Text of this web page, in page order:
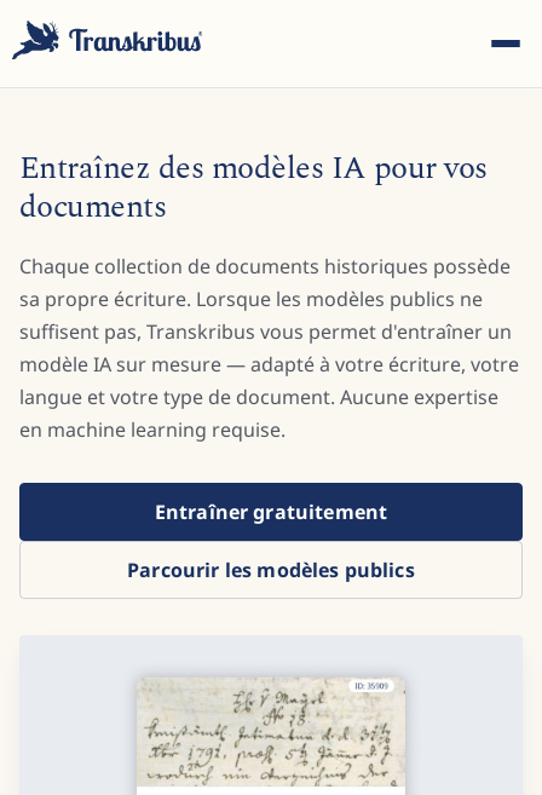
ESC
Commencez à taper pour rechercher parmi les modèles,
sites et articles de blog...
Entraînez des modèles IA pour vos
documents
Chaque collection de documents historiques possède
sa propre écriture. Lorsque les modèles publics ne
suffisent pas, Transkribus vous permet d'entraîner un
modèle IA sur mesure — adapté à votre écriture, votre
langue et votre type de document. Aucune expertise
en machine learning requise.
Entraîner gratuitement
Parcourir les modèles publics